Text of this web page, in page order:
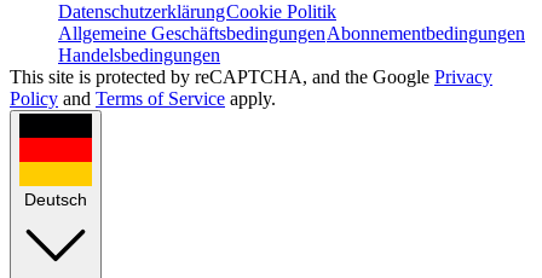
DatenschutzerklärungCookie Politik
Allgemeine GeschäftsbedingungenAbonnementbedingungen
Handelsbedingungen
This site is protected by reCAPTCHA, and the Google Privacy
Policy and Terms of Service apply.
Deutsch